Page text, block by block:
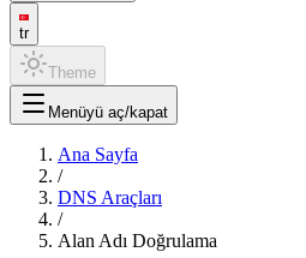
tr
Theme
Menüyü aç/kapat
Ana Sayfa
/
DNS Araçları
/
Alan Adı Doğrulama